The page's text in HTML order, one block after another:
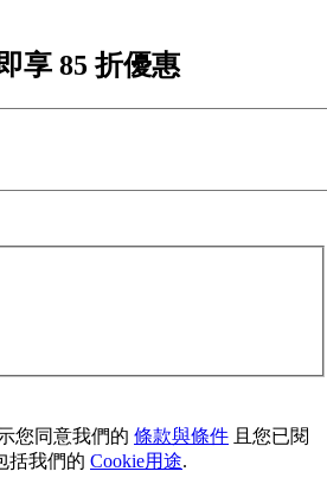
享 85 折優惠
您同意我們的 條款與條件 且您已閱
括我們的 Cookie用途.